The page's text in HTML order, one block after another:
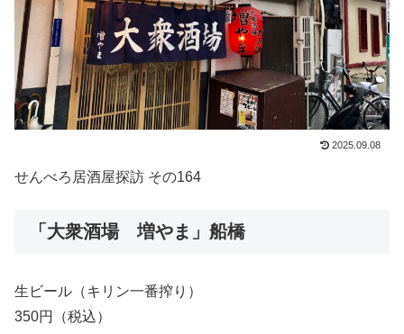
2025.09.08
せんべろ居酒屋探訪 その164
「大衆酒場 増やま」船橋
生ビール（キリン一番搾り）
350円（税込）